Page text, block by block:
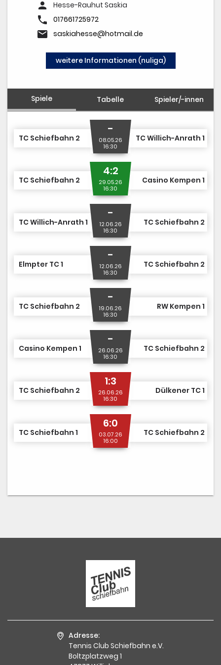
MITGLIED WERDEN
person Hesse-Rauhut Saskia
phone 017661725972
email saskiahesse@hotmail.de
weitere Informationen (nuliga)
Spiele Tabelle Spieler/-innen
TC Schiefbahn 2
-
08.05.26
16:30
TC Willich-Anrath 1
TC Schiefbahn 2
4:2
29.05.26
16:30
Casino Kempen 1
TC Willich-Anrath 1
-
12.06.26
16:30
TC Schiefbahn 2
Elmpter TC 1
-
12.06.26
16:30
TC Schiefbahn 2
TC Schiefbahn 2
-
19.06.26
16:30
RW Kempen 1
Casino Kempen 1
-
26.06.26
16:30
TC Schiefbahn 2
TC Schiefbahn 2
1:3
26.06.26
16:30
Dülkener TC 1
TC Schiefbahn 1
6:0
03.07.26
16:00
TC Schiefbahn 2
Adresse:
Tennis Club Schiefbahn e.V.
Boltzplatzweg 1